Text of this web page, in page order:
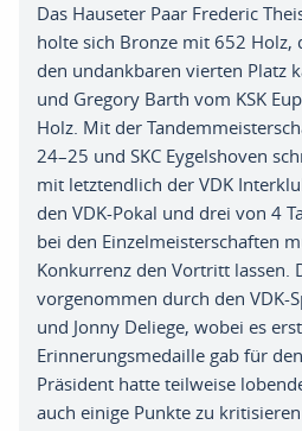
Das Hauseter Paar Frederic
holte sich Bronze mit 652 Holz,
den undankbaren vierten Platz
und Gregory Barth vom KSK
Holz. Mit der
24–25 und SKC Eygelshoven
mit letztendlich der VDK
den VDK-Pokal und drei von 4
bei den Einzelmeisterschaften
Konkurrenz den Vortritt lassen.
vorgenommen durch den VDK-
und Jonny Deliege, wobei es
Erinnerungsmedaille gab für
Präsident hatte teilweise
auch einige Punkte zu